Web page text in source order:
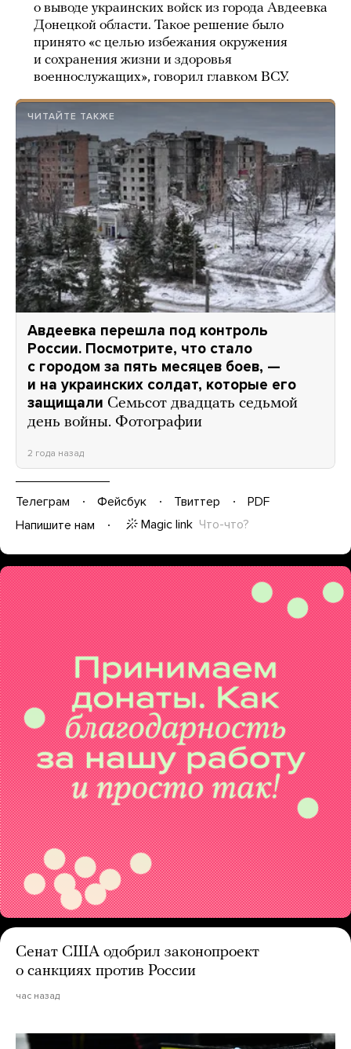
о выводе украинских войск из города Авдеевка
Донецкой области. Такое решение было
принято «с целью избежания окружения
и сохранения жизни и здоровья
военнослужащих», говорил главком ВСУ.
ЧИТАЙТЕ ТАКЖЕ
Авдеевка перешла под контроль
России. Посмотрите, что стало
с городом за пять месяцев боев, —
и на украинских солдат, которые его
защищали Семьсот двадцать седьмой
день войны. Фотографии
2 года назад
Телеграм Фейсбук Твиттер
PDF
Напишите нам
Magic link Что-что?
Сенат США одобрил законопроект
о санкциях против России
час назад